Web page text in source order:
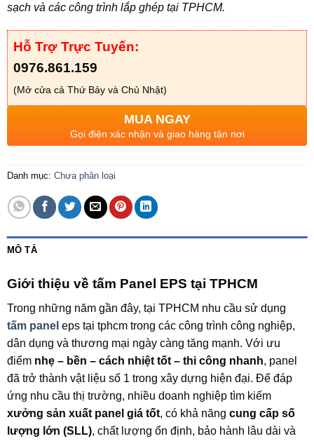
sạch và các công trình lắp ghép tại TPHCM.
Hỗ Trợ Trực Tuyến:
0976.861.159
(Mở cửa cả Thứ Bảy và Chủ Nhật)
MUA NGAY
Gọi điện xác nhận và giao hàng tận nơi
Danh mục: Chưa phân loại
MÔ TẢ
Giới thiệu về tấm Panel EPS tại TPHCM
Trong những năm gần đây, tại TPHCM nhu cầu sử dụng
tấm panel eps tại tphcm trong các công trình công nghiệp,
dân dụng và thương mại ngày càng tăng mạnh. Với ưu
điểm nhẹ – bền – cách nhiệt tốt – thi công nhanh, panel
đã trở thành vật liệu số 1 trong xây dựng hiện đại. Để đáp
ứng nhu cầu thị trường, nhiều doanh nghiệp tìm kiếm
xưởng sản xuất panel giá tốt, có khả năng cung cấp số
lượng lớn (SLL), chất lượng ổn định, bảo hành lâu dài và